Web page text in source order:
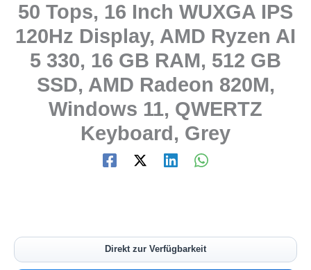
50 Tops, 16 Inch WUXGA IPS
120Hz Display, AMD Ryzen AI
5 330, 16 GB RAM, 512 GB
SSD, AMD Radeon 820M,
Windows 11, QWERTZ
Keyboard, Grey
Direkt zur Verfügbarkeit